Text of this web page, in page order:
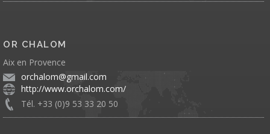
OR CHALOM
Aix en Provence
orchalom@gmail.com
http://www.orchalom.com/
Tél. +33 (0)9 53 33 20 50